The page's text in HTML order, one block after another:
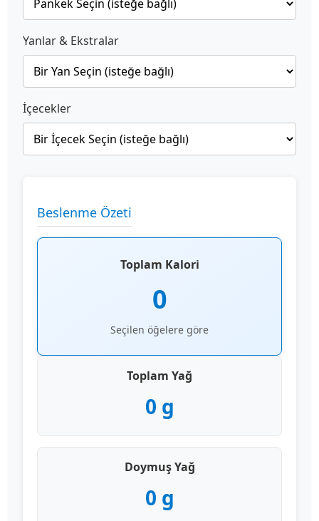
Yanlar & Ekstralar
İçecekler
Beslenme Özeti
Toplam Kalori
0
Seçilen öğelere göre
Toplam Yağ
0 g
Doymuş Yağ
0 g